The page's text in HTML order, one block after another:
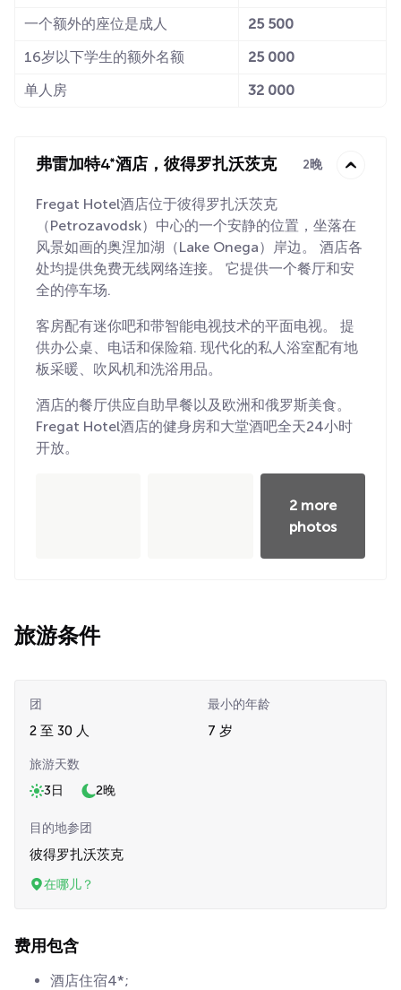
一个额外的座位是成人
25 500
16岁以下学生的额外名额
25 000
单人房
32 000
弗雷加特4*酒店，彼得罗扎沃茨克 2晚
Fregat Hotel酒店位于彼得罗扎沃茨克
（Petrozavodsk）中心的一个安静的位置，坐落在
风景如画的奥涅加湖（Lake Onega）岸边。 酒店各
处均提供免费无线网络连接。 它提供一个餐厅和安
全的停车场.
客房配有迷你吧和带智能电视技术的平面电视。 提
供办公桌、电话和保险箱. 现代化的私人浴室配有地
板采暖、吹风机和洗浴用品。
酒店的餐厅供应自助早餐以及欧洲和俄罗斯美食。
Fregat Hotel酒店的健身房和大堂酒吧全天24小时
开放。
2 more
photos
旅游条件
团
2 至 30 人
最小的年龄
7 岁
旅游天数
3日
2晚
目的地参团
彼得罗扎沃茨克
在哪儿？
费用包含
酒店住宿4*;